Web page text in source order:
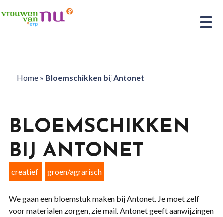
Home» Bloemschikken bij Antonet
BLOEMSCHIKKEN
BIJ ANTONET
creatief groen/agrarisch
We gaan een bloemstuk maken bij Antonet. Je moet zelf
voor materialen zorgen, zie mail. Antonet geeft aanwijzingen